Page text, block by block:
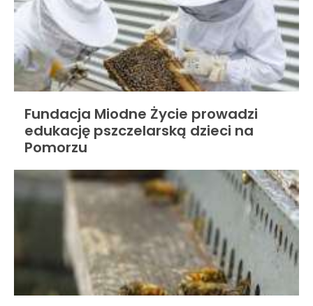
Fundacja Miodne Życie prowadzi
edukację pszczelarską dzieci na
Pomorzu